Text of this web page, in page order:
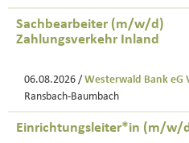
Sachbearbeiter (m/w/d)
Zahlungsverkehr Inland
06.08.2026 / Westerwald Bank eG
Ransbach-Baumbach
Einrichtungsleiter*in (m/w/